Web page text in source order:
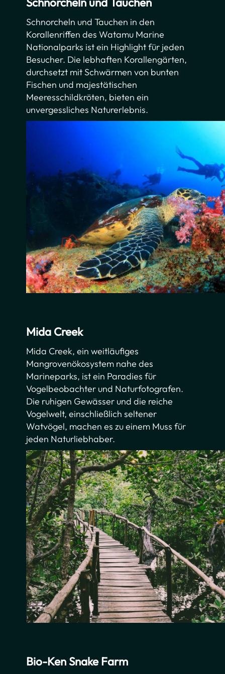
Schnorcheln und Tauchen in den
Korallenriffen des Watamu Marine
Nationalparks ist ein Highlight für jeden
Besucher. Die lebhaften Korallengärten,
durchsetzt mit Schwärmen von bunten
Fischen und majestätischen
Meeresschildkröten, bieten ein
unvergessliches Naturerlebnis.
Mida Creek
Mida Creek, ein weitläufiges
Mangrovenökosystem nahe des
Marineparks, ist ein Paradies für
Vogelbeobachter und Naturfotografen.
Die ruhigen Gewässer und die reiche
Vogelwelt, einschließlich seltener
Watvögel, machen es zu einem Muss für
jeden Naturliebhaber.
Bio-Ken Snake Farm